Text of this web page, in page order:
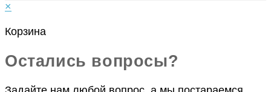
×
Корзина
Остались вопросы?